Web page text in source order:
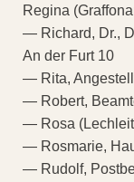
Regina
— Richard, Dr.,
An der Furt 10
— Rita,
— Robert,
— Rosa
— Rosmarie,
— Rudolf,